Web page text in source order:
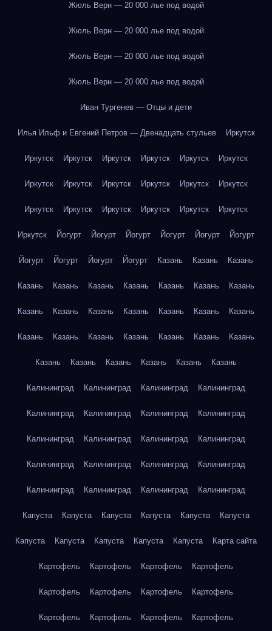
Жюль Верн — 20 000 лье под водой
Жюль Верн — 20 000 лье под водой
Жюль Верн — 20 000 лье под водой
Жюль Верн — 20 000 лье под водой
Иван Тургенев — Отцы и дети
Илья Ильф и Евгений Петров — Двенадцать стульев Иркутск
Иркутск Иркутск Иркутск Иркутск Иркутск Иркутск
Иркутск Иркутск Иркутск Иркутск Иркутск Иркутск
Иркутск Иркутск Иркутск Иркутск Иркутск Иркутск
Иркутск Йогурт Йогурт Йогурт Йогурт Йогурт Йогурт
Йогурт Йогурт Йогурт Йогурт Казань Казань Казань
Казань Казань Казань Казань Казань Казань Казань
Казань Казань Казань Казань Казань Казань Казань
Казань Казань Казань Казань Казань Казань Казань
Казань Казань Казань Казань Казань Казань
Калининград Калининград Калининград Калининград
Калининград Калининград Калининград Калининград
Калининград Калининград Калининград Калининград
Калининград Калининград Калининград Калининград
Калининград Калининград Калининград Калининград
Капуста Капуста Капуста Капуста Капуста Капуста
Капуста Капуста Капуста Капуста Капуста Карта сайта
Картофель Картофель Картофель Картофель
Картофель Картофель Картофель Картофель
Картофель Картофель Картофель Картофель